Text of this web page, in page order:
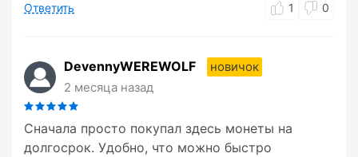
Ответить 1 0
DevennyWEREWOLF
новичок
2 месяца назад
Сначала просто покупал здесь монеты на
долгосрок. Удобно, что можно быстро